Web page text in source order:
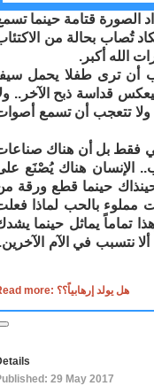
الصورة قتامة حينما
تُصاب بحالة من
الله أكبر .
أن ترى طفلا يحمل
قداسة ذبح الآخر..
ولا تتعجب أن تسمع
فقط بل أن هناك
الإنسان هناك يُصْنَع
حينما قطع ورقة
بالحب لماذا
تماماً يماثل حينما
نتسبب في الآم
Read more: هل يولد إرهابياً؟؟
29 May 2017